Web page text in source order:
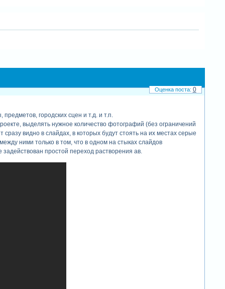
городских сцен и т.д. и т.п.
выделять нужное количество фотографий (без ограничений
видно в слайдах, в которых будут стоять на их местах серые
ними только в том, что в одном на стыках слайдов
простой переход растворения ав.
0